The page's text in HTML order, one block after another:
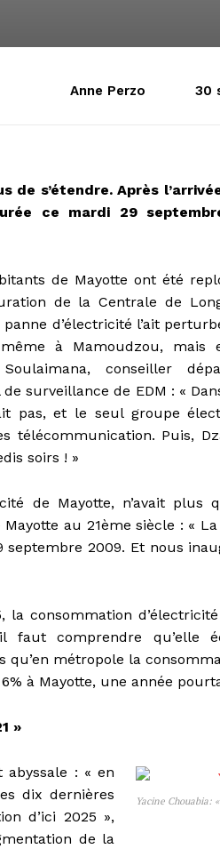
Anne Perzo 30
de s’étendre. Après
ce mardi 29
de Mayotte ont été
de la Centrale de
panne d’électricité l’ait
à Mamoudzou, mais
Soulaimana, conseiller
de surveillance de EDM : «
pas, et le seul groupe
télécommunication. Puis,
soirs ! »
de Mayotte, n’avait plus
au 21ème siècle : «
2009. Et nous
la consommation
faut comprendre qu’elle
métropole la
à Mayotte, une année
»
Yacine Chouabia:
abyssale : « en
dix dernières
d’ici 2025 »,
de la